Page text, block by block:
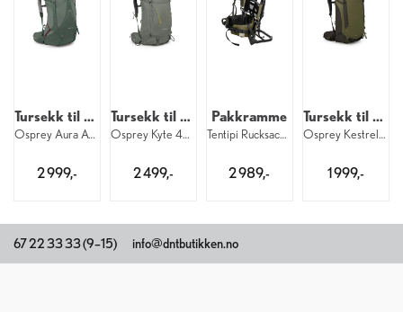
Tursekk til dame
Osprey Aura AG LT 50 W 546
2 999,-
Tursekk til dame
Osprey Kyte 48 W 499
2 499,-
Pakkramme
Tentipi Rucksack Frame
2 989,-
Tursekk til herre
Osprey Kestrel LT 45 M 1176
1 999,-
67 22 33 33 (9–15) info@dntbutikken.no